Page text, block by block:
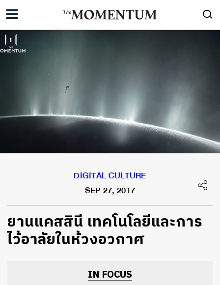
DIGITAL CULTURE
SEP 27, 2017
ยานแคสสินี เทคโนโลยีและการ
ไว้อาลัยในห้วงอวกาศ
IN FOCUS